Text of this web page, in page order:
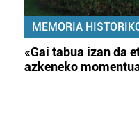
Bazkide batzuek ez
interes komertzial
bazkideen zerrenda,
duten interes legitimoa
MEMORIA
«Gai tabua izan da
azkeneko